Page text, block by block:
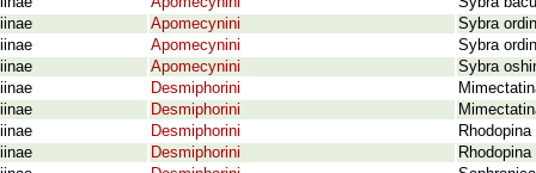
Apomecynini
Sybra
Apomecynini
Sybra
Apomecynini
Sybra
Desmiphorini
Desmiphorini
Desmiphorini
Desmiphorini